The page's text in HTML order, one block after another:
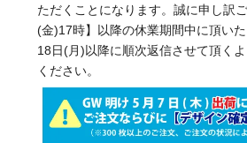
ただくことになります。誠に申し訳
(金)17時】以降の休業期間中に頂い
18日(月)以降に順次返信させて頂く
ください。